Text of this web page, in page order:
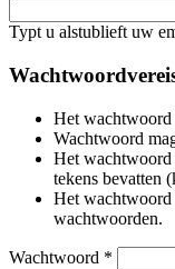
Typt u alstublieft uw
Het wachtwoord
Wachtwoord
Het wachtwoord
tekens bevatten
Het wachtwoord
wachtwoorden.
Wachtwoord *